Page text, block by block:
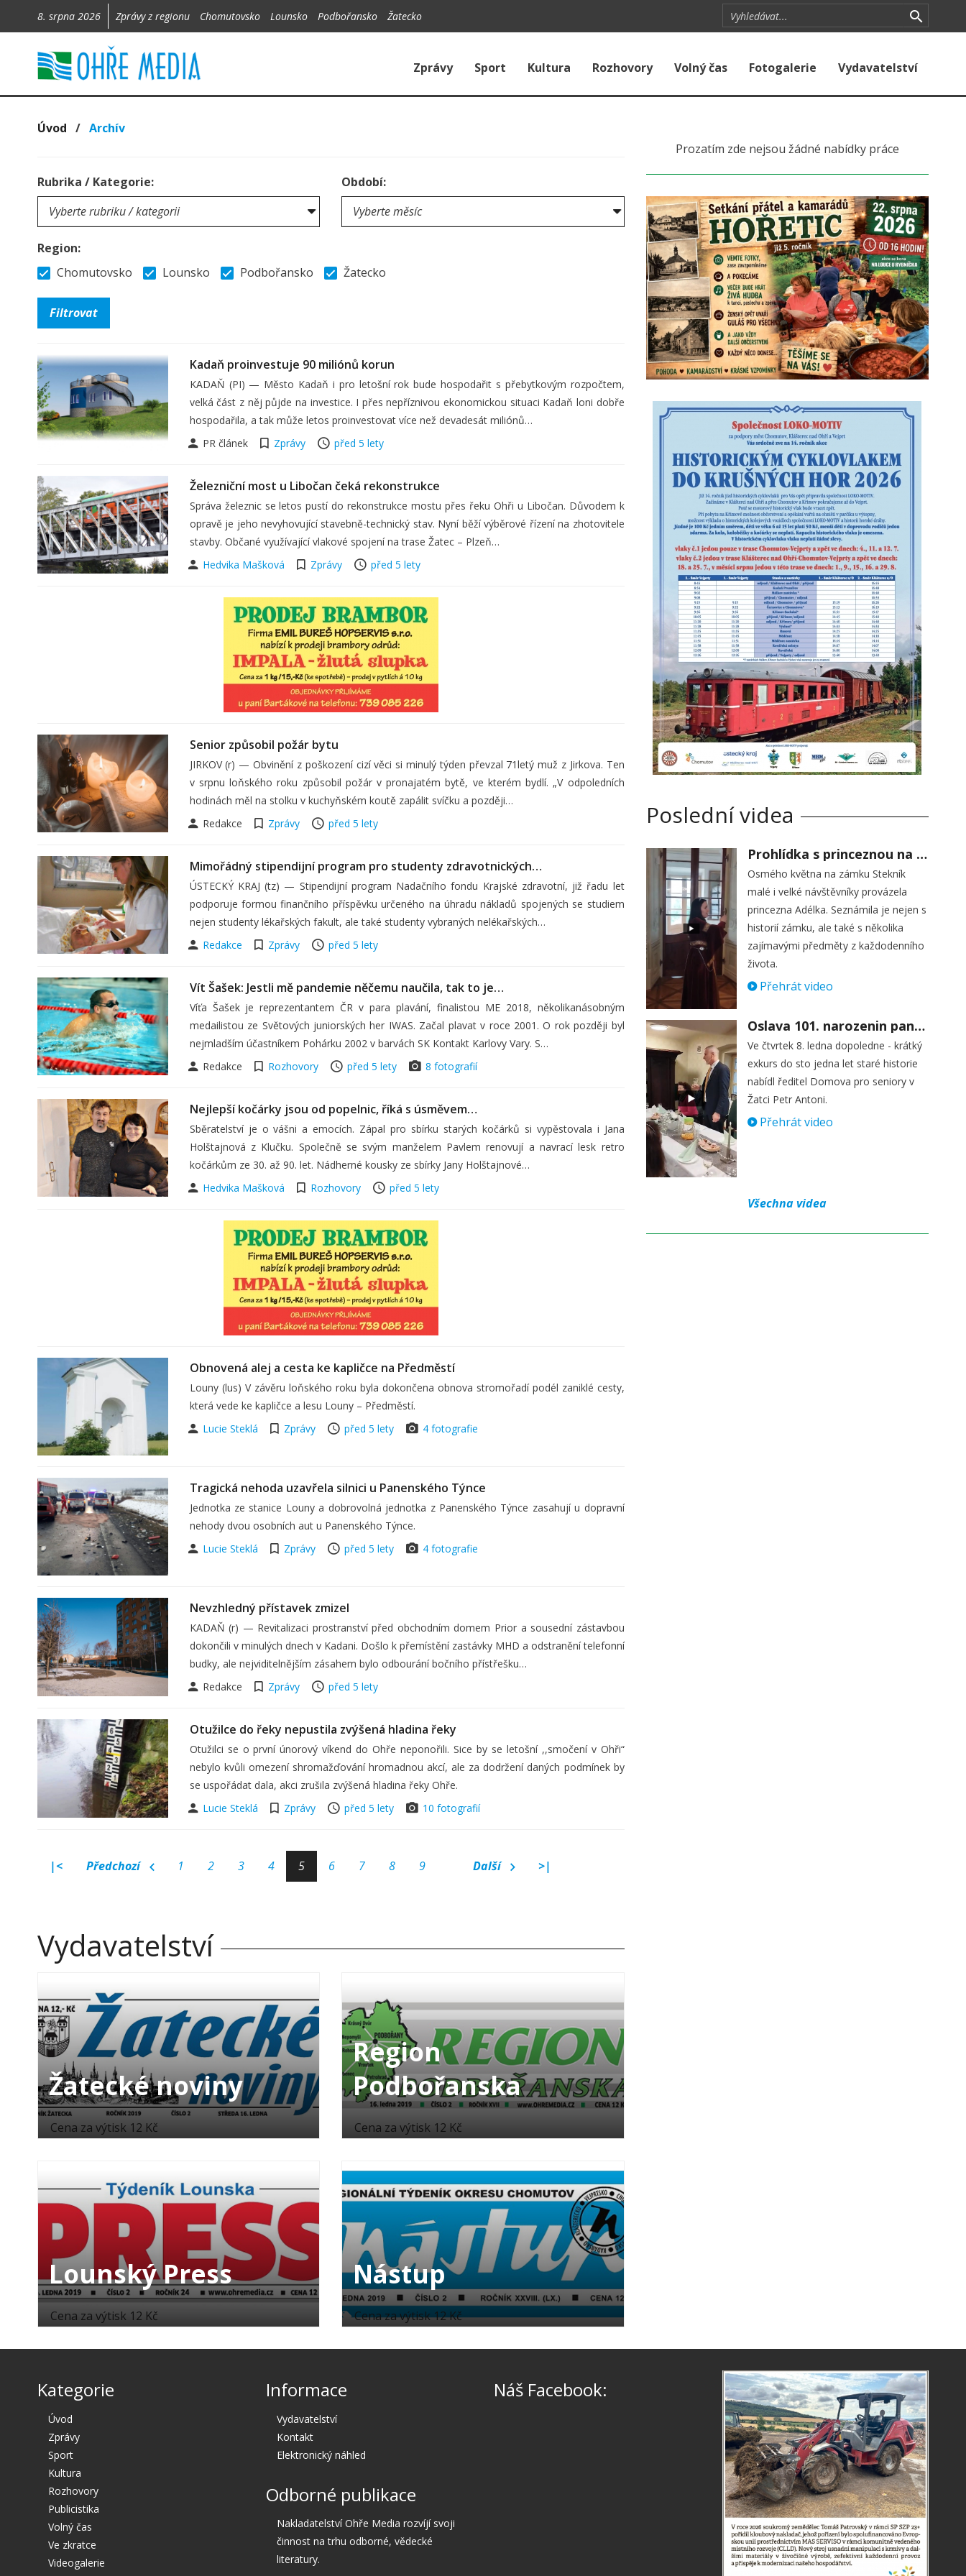
8. srpna 2026 Zprávy z regionu Chomutovsko Lounsko Podbořansko Žatecko
Zprávy Sport Kultura Rozhovory Volný čas Fotogalerie Vydavatelství
Úvod / Archív
Rubrika / Kategorie: Období:
Region:
Chomutovsko
Lounsko Podbořansko Žatecko
Kadaň proinvestuje 90 miliónů korun
KADAŇ (PI) — Město Kadaň i pro letošní rok bude hospodařit s přebytkovým rozpočtem,
velká část z něj půjde na investice. I přes nepříznivou ekonomickou situaci Kadaň loni dobře
hospodařila, a tak může letos proinvestovat více než devadesát miliónů…
PR článek
Zprávy před 5 lety
Železniční most u Libočan čeká rekonstrukce
Správa železnic se letos pustí do rekonstrukce mostu přes řeku Ohři u Libočan. Důvodem k
opravě je jeho nevyhovující stavebně-technický stav. Nyní běží výběrové řízení na zhotovitele
stavby. Občané využívající vlakové spojení na trase Žatec – Plzeň…
Hedvika Mašková
Zprávy před 5 lety
Senior způsobil požár bytu
JIRKOV (r) — Obvinění z poškození cizí věci si minulý týden převzal 71letý muž z Jirkova. Ten
v srpnu loňského roku způsobil požár v pronajatém bytě, ve kterém bydlí. „V odpoledních
hodinách měl na stolku v kuchyňském koutě zapálit svíčku a později…
Redakce
Zprávy před 5 lety
Mimořádný stipendijní program pro studenty zdravotnických…
ÚSTECKÝ KRAJ (tz) — Stipendijní program Nadačního fondu Krajské zdravotní, již řadu let
podporuje formou finančního příspěvku určeného na úhradu nákladů spojených se studiem
nejen studenty lékařských fakult, ale také studenty vybraných nelékařských…
Redakce
Zprávy před 5 lety
Vít Šašek: Jestli mě pandemie něčemu naučila, tak to je…
Víťa Šašek je reprezentantem ČR v para plavání, finalistou ME 2018, několikanásobným
medailistou ze Světových juniorských her IWAS. Začal plavat v roce 2001. O rok později byl
nejmladším účastníkem Pohárku 2002 v barvách SK Kontakt Karlovy Vary. S…
Redakce
Rozhovory před 5 lety 8 fotografií
Nejlepší kočárky jsou od popelnic, říká s úsměvem…
Sběratelství je o vášni a emocích. Zápal pro sbírku starých kočárků si vypěstovala i Jana
Holštajnová z Klučku. Společně se svým manželem Pavlem renovují a navrací lesk retro
kočárkům ze 30. až 90. let. Nádherné kousky ze sbírky Jany Holštajnové…
Hedvika Mašková
Rozhovory před 5 lety
Obnovená alej a cesta ke kapličce na Předměstí
Louny (lus) V závěru loňského roku byla dokončena obnova stromořadí podél zaniklé cesty,
která vede ke kapličce a lesu Louny – Předměstí.
Lucie Steklá
Zprávy před 5 lety 4 fotografie
Tragická nehoda uzavřela silnici u Panenského Týnce
Jednotka ze stanice Louny a dobrovolná jednotka z Panenského Týnce zasahují u dopravní
nehody dvou osobních aut u Panenského Týnce.
Lucie Steklá
Zprávy před 5 lety 4 fotografie
Nevzhledný přístavek zmizel
KADAŇ (r) — Revitalizaci prostranství před obchodním domem Prior a sousední zástavbou
dokončili v minulých dnech v Kadani. Došlo k přemístění zastávky MHD a odstranění telefonní
budky, ale nejviditelnějším zásahem bylo odbourání bočního přístřešku…
Redakce
Zprávy před 5 lety
Otužilce do řeky nepustila zvýšená hladina řeky
Otužilci se o první únorový víkend do Ohře neponořili. Sice by se letošní ,,smočení v Ohři“
nebylo kvůli omezení shromažďování hromadnou akcí, ale za dodržení daných podmínek by
se uspořádat dala, akci zrušila zvýšená hladina řeky Ohře.
Lucie Steklá
Zprávy před 5 lety 10 fotografií
|< Předchozí 1 2 3 4 5 6 7 8 9 Další >|
Vydavatelství
Žatecké noviny
Cena za výtisk 12 Kč
Lounský Press
Cena za výtisk 12 Kč
Region
Podbořanska
Cena za výtisk 12 Kč
Nástup
Cena za výtisk 12 Kč
Prozatím zde nejsou žádné nabídky práce
Poslední videa
Prohlídka s princeznou na zámku Stekník
Osmého května na zámku Stekník
malé i velké návštěvníky provázela
princezna Adélka. Seznámila je nejen s
historií zámku, ale také s několika
zajímavými předměty z každodenního
života.
Přehrát video
Oslava 101. narozenin paní Věry Skořepové
Ve čtvrtek 8. ledna dopoledne - krátký
exkurs do sto jedna let staré historie
nabídl ředitel Domova pro seniory v
Žatci Petr Antoni.
Přehrát video
Všechna videa
Kategorie
Úvod
Zprávy
Sport
Kultura
Rozhovory
Publicistika
Volný čas
Ve zkratce
Videogalerie
Informace
Vydavatelství
Kontakt
Elektronický náhled
Odborné publikace
Nakladatelství Ohře Media rozvíjí svoji
činnost na trhu odborné, vědecké
literatury.
Náš Facebook: